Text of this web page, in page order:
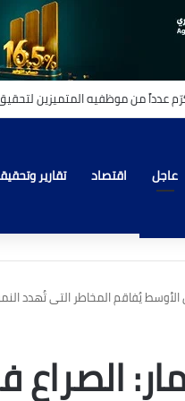
عاجل اقتصاد تقارير
الأوسط يُفاقم المخاطر التى تُهدد